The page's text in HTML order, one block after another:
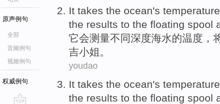
原声例句
全部
音频例句
视频例句
权威例句
It takes the ocean's temperature
the results to the floating spool
它会测量不同深度海水的温度 ，
吉小姐 。
youdao
It takes the ocean's temperature
the results to the floating spool